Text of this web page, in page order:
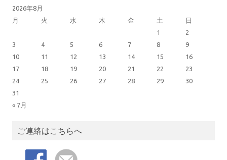
2026年8月
月
火 水 木 金 土 日
« 7月
1
2
3
4 5 6 7 8
9
10
11 12 13 14 15
16
17
18 19 20 21 22
23
24
25 26 27 28 29
30
31
ご連絡はこちらへ